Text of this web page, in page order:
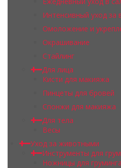
Интенсивный уход
Омоложение и
Окрашивание
Стайлинг
Для лица
Кисти для макияжа
Пинцеты для бровей
Спонжи для макияжа
Для тела
Весы
Уход за животными
Инструменты для
Ножницы для груминга